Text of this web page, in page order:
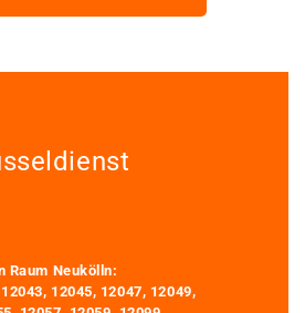
Raum Neukölln:
12045, 12047, 12049,